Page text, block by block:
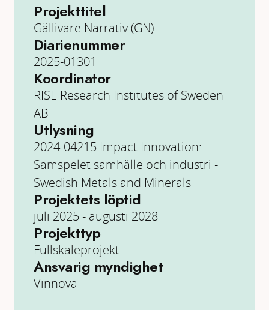
Projekttitel
Gällivare Narrativ (GN)
Diarienummer
2025-01301
Koordinator
RISE Research Institutes of Sweden
AB
Utlysning
2024-04215 Impact Innovation:
Samspelet samhälle och industri -
Swedish Metals and Minerals
Projektets löptid
juli 2025 - augusti 2028
Projekttyp
Fullskaleprojekt
Ansvarig myndighet
Vinnova